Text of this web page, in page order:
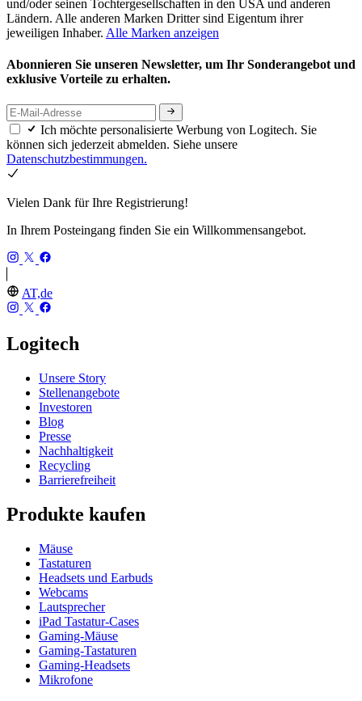
und/oder seinen Tochtergesellschaften in den USA und anderen
Ländern. Alle anderen Marken Dritter sind Eigentum ihrer
jeweiligen Inhaber. Alle Marken anzeigen
Abonnieren Sie unseren Newsletter, um Ihr Sonderangebot und
exklusive Vorteile zu erhalten.
Ich möchte personalisierte Werbung von Logitech. Sie
können sich jederzeit abmelden. Siehe unsere
Datenschutzbestimmungen.
Vielen Dank für Ihre Registrierung!
In Ihrem Posteingang finden Sie ein Willkommensangebot.
AT,de
Logitech
Unsere Story
Stellenangebote
Investoren
Blog
Presse
Nachhaltigkeit
Recycling
Barrierefreiheit
Produkte kaufen
Mäuse
Tastaturen
Headsets und Earbuds
Webcams
Lautsprecher
iPad Tastatur-Cases
Gaming-Mäuse
Gaming-Tastaturen
Gaming-Headsets
Mikrofone